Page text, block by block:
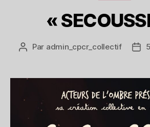
«
Auteur
Par admin_cpcr_collectif
Date